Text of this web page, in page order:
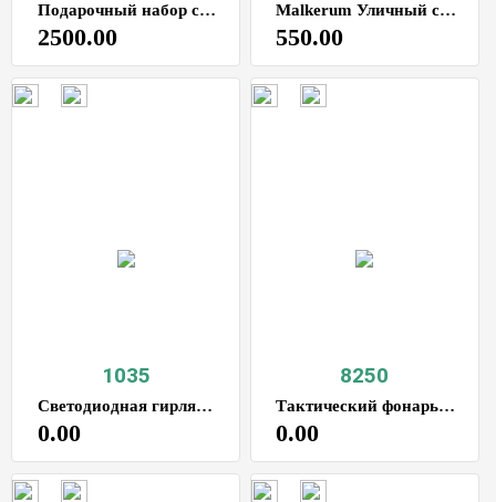
Подарочный набор столовых приборов яйцо
2500.00
Malkerum Уличный светильник
550.00
1035
Светодиодная гирлянда 10м
0.00
8250
Тактический фонарь мультитул
0.00